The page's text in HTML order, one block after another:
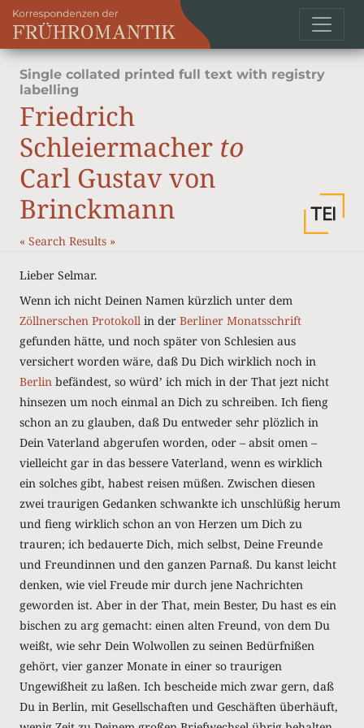
Single collated printed full text with registry
labelling
Friedrich
Schleiermacher to
Carl Gustav von
Brinckmann
« Search Results »
Lieber Selmar.
Wenn ich nicht Deinen Namen kürzlich unter dem
Zöllnerschen Protokoll in der Berliner Monatsschrift
gefunden hätte, und noch später von Schlesien aus
versichert worden wäre, daß Du Dich wirklich noch in
Berlin befändest, so würd’ ich mich in der That jezt nicht
hinsezen um noch einmal an Dich zu schreiben. Ich fieng
schon an zu glauben, daß Du entweder sehr plözlich in
Dein Vaterland abgerufen worden, oder – absit omen –
vielleicht gar in das bessere Vaterland, wenn es wirklich
ein solches gibt, habest reisen müßen. Zwischen diesen
zwei traurigen Gedanken schwankte ich unschlüßig herum
und fieng wirklich schon an von Herzen um Dich zu
trauren; ich bedauerte Dich, mich selbst, Deine Freunde
und Freundinnen und den ganzen Parnaß. Du kanst leicht
denken, wie viel Freude mir durch jene Nachrichten
geworden ist. Aber in der That, mein Bester, Du hast es ein
bischen zu arg gemacht: einen alten Freund, von dem Du
weißt, wie sehr Dein Wolwollen zu seinen Bedürfnißen
gehört, vier ganzer Monate in einer so traurigen
Ungewißheit zu laßen. Ich bescheide mich zwar gern, daß
Du in Berlin, mit Gesellschaften und Geschäften überhäuft,